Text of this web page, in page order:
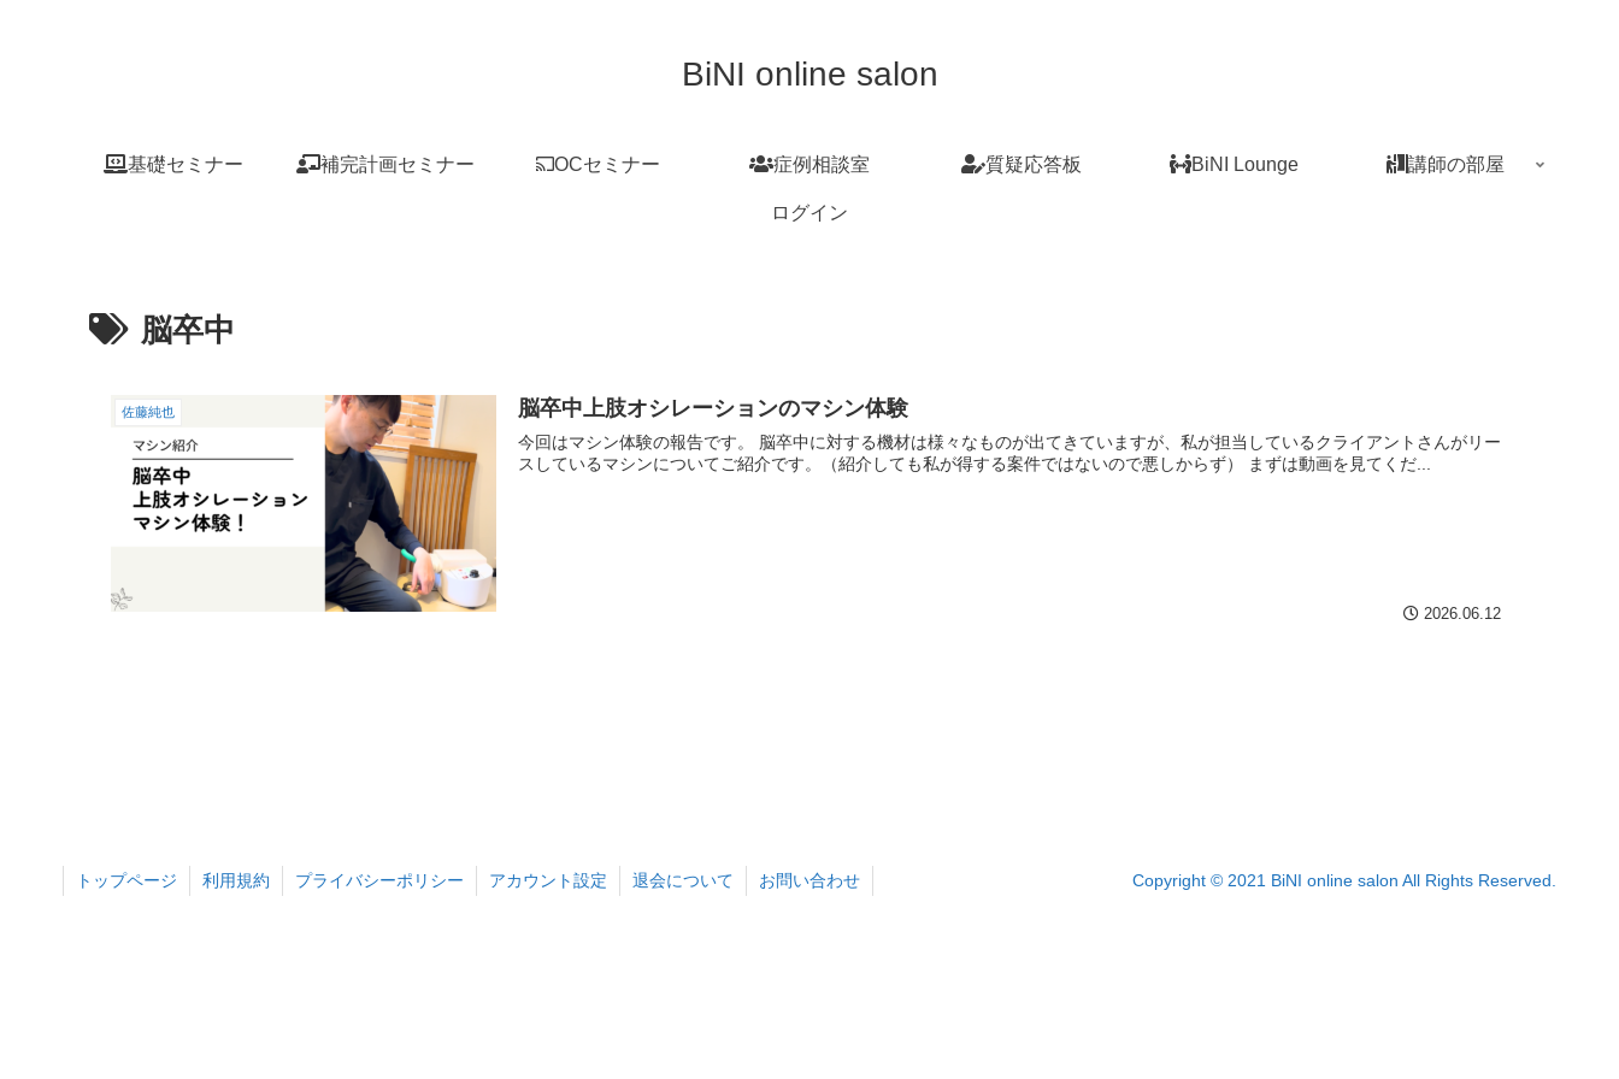
BiNI online salon
基礎セミナー 補完計画セミナー OCセミナー 症例相談室 質疑応答板 BiNI Lounge 講師の部屋
ログイン
脳卒中
佐藤純也 脳卒中上肢オシレーションのマシン体験
今回はマシン体験の報告です。 脳卒中に対する機材は様々なものが出てきていますが、私が担当しているクライアントさんがリー
スしているマシンについてご紹介です。（紹介しても私が得する案件ではないので悪しからず） まずは動画を見てくだ...
2026.06.12
トップページ 利用規約 プライバシーポリシー アカウント設定 退会について お問い合わせ Copyright © 2021 BiNI online salon All Rights Reserved.